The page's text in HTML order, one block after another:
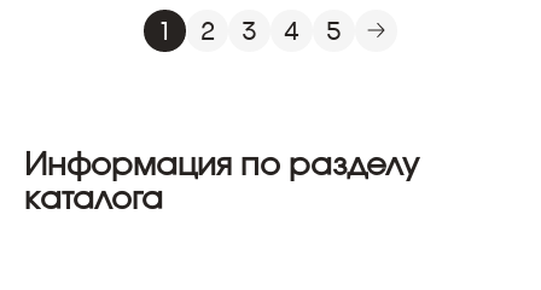
1 2 3 4 5
Информация по разделу
каталога